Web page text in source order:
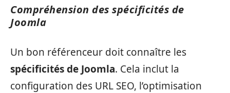
Compréhension des spécificités de
Joomla
Un bon référenceur doit connaître les
spécificités de Joomla. Cela inclut la
configuration des URL SEO, l’optimisation